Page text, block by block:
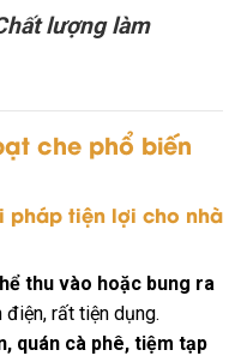
lượng làm
che phổ biến
pháp tiện lợi cho nhà
thu vào hoặc bung ra
điện, rất tiện dụng.
quán cà phê, tiệm tạp